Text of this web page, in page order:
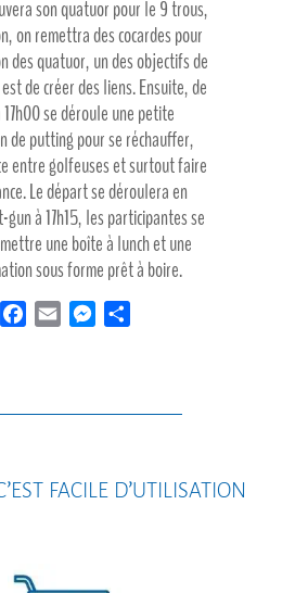
son quatuor pour le 9 trous,
on remettra des cocardes pour
des quatuor, un des objectifs de
de créer des liens. Ensuite, de
17h00 se déroule une petite
de putting pour se réchauffer,
entre golfeuses et surtout faire
Le départ se déroulera en
à 17h15, les participantes se
une boîte à lunch et une
sous forme prêt à boire.
b
k
l
e
e
a
r
facile d’utilisation